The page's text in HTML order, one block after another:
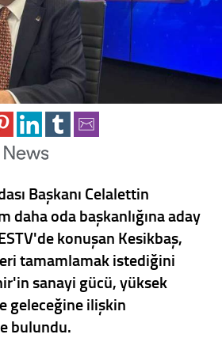
Başkanı Celalettin
daha oda başkanlığına aday
konuşan Kesikbaş,
tamamlamak istediğini
sanayi gücü, yüksek
geleceğine ilişkin
bulundu.